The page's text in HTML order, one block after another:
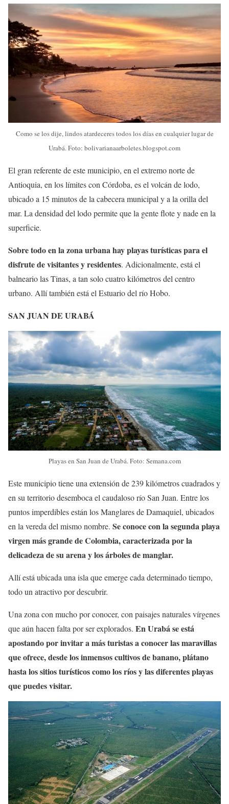
Como se los dije, lindos atardeceres todos los días en cualquier lugar de
Urabá. Foto: bolivarianaarboletes.blogspot.com
El gran referente de este municipio, en el extremo norte de
Antioquia, en los límites con Córdoba, es el volcán de lodo,
ubicado a 15 minutos de la cabecera municipal y a la orilla del
mar. La densidad del lodo permite que la gente flote y nade en la
superficie.
Sobre todo en la zona urbana hay playas turísticas para el
disfrute de visitantes y residentes. Adicionalmente, está el
balneario las Tinas, a tan solo cuatro kilómetros del centro
urbano. Allí también está el Estuario del río Hobo.
SAN JUAN DE URABÁ
Playas en San Juan de Urabá. Foto: Semana.com
Este municipio tiene una extensión de 239 kilómetros cuadrados y
en su territorio desemboca el caudaloso río San Juan. Entre los
puntos imperdibles están los Manglares de Damaquiel, ubicados
en la vereda del mismo nombre. Se conoce con la segunda playa
virgen más grande de Colombia, caracterizada por la
delicadeza de su arena y los árboles de manglar.
Allí está ubicada una isla que emerge cada determinado tiempo,
todo un atractivo por descubrir.
Una zona con mucho por conocer, con paisajes naturales vírgenes
que aún hacen falta por ser explorados. En Urabá se está
apostando por invitar a más turistas a conocer las maravillas
que ofrece, desde los inmensos cultivos de banano, plátano
hasta los sitios turísticos como los ríos y las diferentes playas
que puedes visitar.